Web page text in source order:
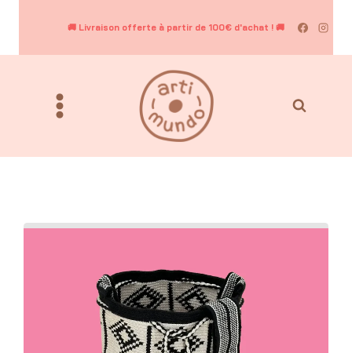
🚚 Livraison offerte à partir de 100€ d'achat ! 🚚